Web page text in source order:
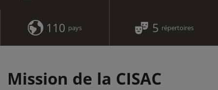
110 pays 5 répertoires
Mission de la CISAC